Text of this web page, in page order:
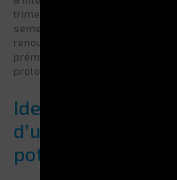
trimestrielle des motorisations
semestriel des paramètres
renouvelés selon les
prématurée. Ce programme
prolonge la durée de vie de
Identification des
d’usure et de
potentiels